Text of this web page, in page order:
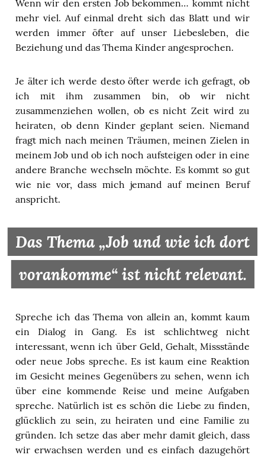
Wenn wir den ersten Job bekommen… kommt nicht
mehr viel. Auf einmal dreht sich das Blatt und wir
werden immer öfter auf unser Liebesleben, die
Beziehung und das Thema Kinder angesprochen.
Je älter ich werde desto öfter werde ich gefragt, ob
ich mit ihm zusammen bin, ob wir nicht
zusammenziehen wollen, ob es nicht Zeit wird zu
heiraten, ob denn Kinder geplant seien. Niemand
fragt mich nach meinen Träumen, meinen Zielen in
meinem Job und ob ich noch aufsteigen oder in eine
andere Branche wechseln möchte. Es kommt so gut
wie nie vor, dass mich jemand auf meinen Beruf
anspricht.
Das Thema „Job und wie ich dort
vorankomme“ ist nicht relevant.
Spreche ich das Thema von allein an, kommt kaum
ein Dialog in Gang. Es ist schlichtweg nicht
interessant, wenn ich über Geld, Gehalt, Missstände
oder neue Jobs spreche. Es ist kaum eine Reaktion
im Gesicht meines Gegenübers zu sehen, wenn ich
über eine kommende Reise und meine Aufgaben
spreche. Natürlich ist es schön die Liebe zu finden,
glücklich zu sein, zu heiraten und eine Familie zu
gründen. Ich setze das aber mehr damit gleich, dass
wir erwachsen werden und es einfach dazugehört